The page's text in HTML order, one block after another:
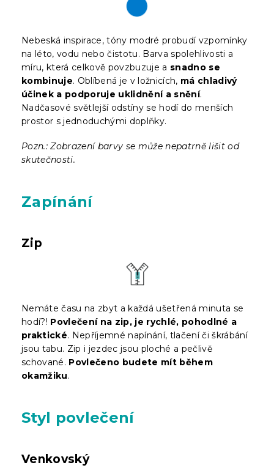
Nebeská inspirace, tóny modré probudí vzpomínky
na léto, vodu nebo čistotu. Barva spolehlivosti a
míru, která celkově povzbuzuje a snadno se
kombinuje. Oblíbená je v ložnicích, má chladivý
účinek a podporuje uklidnění a snění.
Nadčasové světlejší odstíny se hodí do menších
prostor s jednoduchými doplňky.
Pozn.: Zobrazení barvy se může nepatrně lišit od
skutečnosti.
Zapínání
Zip
Nemáte času na zbyt a každá ušetřená minuta se
hodí?! Povlečení na zip, je rychlé, pohodlné a
praktické. Nepříjemné napínání, tlačení či škrábání
jsou tabu. Zip i jezdec jsou ploché a pečlivě
schované. Povlečeno budete mít během
okamžiku.
Styl povlečení
Venkovský